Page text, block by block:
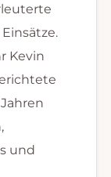
Kevin
und